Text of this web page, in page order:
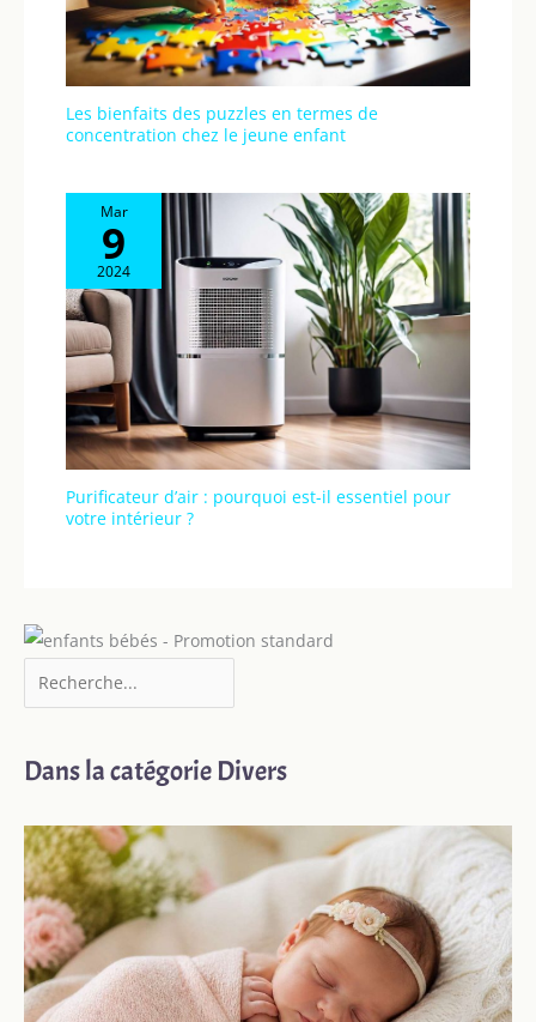
Les bienfaits des puzzles en termes de
concentration chez le jeune enfant
Mar
9
2024
Purificateur d’air : pourquoi est-il essentiel pour
votre intérieur ?
Dans la catégorie Divers